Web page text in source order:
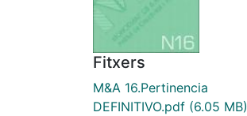
Fitxers
M&A 16.Pertinencia
DEFINITIVO.pdf (6.05 MB)